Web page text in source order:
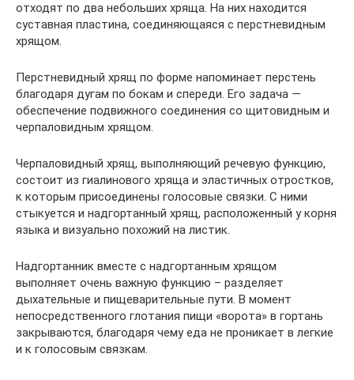
отходят по два небольших хряща. На них находится
суставная пластина, соединяющаяся с перстневидным
хрящом.
Перстневидный хрящ по форме напоминает перстень
благодаря дугам по бокам и спереди. Его задача —
обеспечение подвижного соединения со щитовидным и
черпаловидным хрящом.
Черпаловидный хрящ, выполняющий речевую функцию,
состоит из гиалинового хряща и эластичных отростков,
к которым присоединены голосовые связки. С ними
стыкуется и надгортанный хрящ, расположенный у корня
языка и визуально похожий на листик.
Надгортанник вместе с надгортанным хрящом
выполняет очень важную функцию – разделяет
дыхательные и пищеварительные пути. В момент
непосредственного глотания пищи «ворота» в гортань
закрываются, благодаря чему еда не проникает в легкие
и к голосовым связкам.